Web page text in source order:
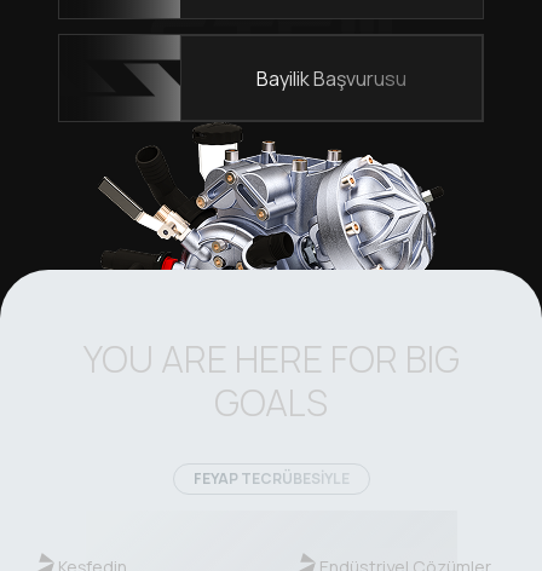
Bayilik Başvurusu
YOU ARE HERE FOR BIG
GOALS
FEYAP TECRÜBESİYLE